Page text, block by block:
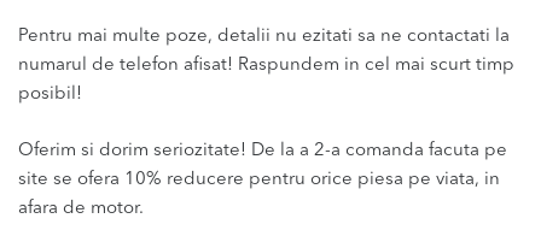
Pentru mai multe poze, detalii nu ezitati sa ne contactati la
numarul de telefon afisat! Raspundem in cel mai scurt timp
posibil!
Oferim si dorim seriozitate! De la a 2-a comanda facuta pe
site se ofera 10% reducere pentru orice piesa pe viata, in
afara de motor.